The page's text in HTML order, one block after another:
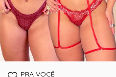
PRA VOCÊ